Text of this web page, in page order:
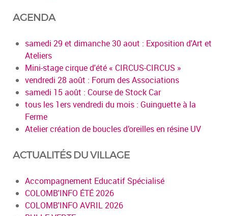
AGENDA
samedi 29 et dimanche 30 aout : Exposition d'Art et
Ateliers
Mini-stage cirque d'été « CIRCUS-CIRCUS »
vendredi 28 août : Forum des Associations
samedi 15 août : Course de Stock Car
tous les 1ers vendredi du mois : Guinguette à la
Ferme
Atelier création de boucles d’oreilles en résine UV
ACTUALITÉS DU VILLAGE
Accompagnement Educatif Spécialisé
COLOMB'INFO ÉTÉ 2026
COLOMB'INFO AVRIL 2026